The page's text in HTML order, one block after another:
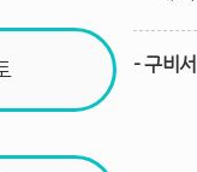
- 구비